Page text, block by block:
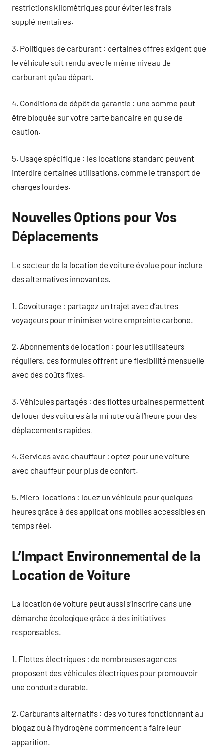
restrictions kilométriques pour éviter les frais
supplémentaires.
3. Politiques de carburant : certaines offres exigent que
le véhicule soit rendu avec le même niveau de
carburant qu’au départ.
4. Conditions de dépôt de garantie : une somme peut
être bloquée sur votre carte bancaire en guise de
caution.
5. Usage spécifique : les locations standard peuvent
interdire certaines utilisations, comme le transport de
charges lourdes.
Nouvelles Options pour Vos
Déplacements
Le secteur de la location de voiture évolue pour inclure
des alternatives innovantes.
1. Covoiturage : partagez un trajet avec d’autres
voyageurs pour minimiser votre empreinte carbone.
2. Abonnements de location : pour les utilisateurs
réguliers, ces formules offrent une flexibilité mensuelle
avec des coûts fixes.
3. Véhicules partagés : des flottes urbaines permettent
de louer des voitures à la minute ou à l’heure pour des
déplacements rapides.
4. Services avec chauffeur : optez pour une voiture
avec chauffeur pour plus de confort.
5. Micro-locations : louez un véhicule pour quelques
heures grâce à des applications mobiles accessibles en
temps réel.
L’Impact Environnemental de la
Location de Voiture
La location de voiture peut aussi s’inscrire dans une
démarche écologique grâce à des initiatives
responsables.
1. Flottes électriques : de nombreuses agences
proposent des véhicules électriques pour promouvoir
une conduite durable.
2. Carburants alternatifs : des voitures fonctionnant au
biogaz ou à l’hydrogène commencent à faire leur
apparition.